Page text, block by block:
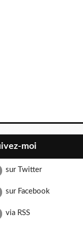
moi
sur Twitter
sur Facebook
via RSS